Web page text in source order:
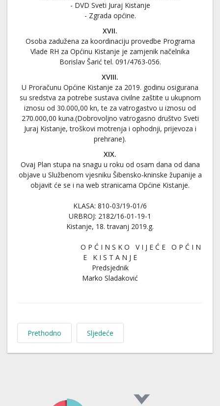
- DVD Sveti Juraj Kistanje
- Zgrada općine.
XVII.
Osoba zadužena za koordinaciju provedbe Programa
Vlade RH za Općinu Kistanje je zamjenik načelnika
Borislav Šarić tel. 091/4763-056.
XVIII.
U Proračunu Općine Kistanje za 2019. godinu osigurana
su sredstva za potrebe sustava civilne zaštite u ukupnom
iznosu od 30.000,00 kn, te za vatrogastvo u iznosu od
270.000,00 kuna.(Dobrovoljno vatrogasno društvo Sveti
Juraj Kistanje, troškovi motrenja i ophodnji, prijevoza i
prehrane).
XIX.
Ovaj Plan stupa na snagu u roku od osam dana od dana
objave u Službenom vjesniku Šibensko-kninske županije a
objavit će se i na web stranicama Općine Kistanje.
KLASA: 810-03/19-01/6
URBROJ: 2182/16-01-19-1
Kistanje, 18. travanj 2019.g.
O P Ć I N S K O V I J E Ć E O P Ć I N
E K I S T A N J E
Predsjednik
Marko Sladaković
Prethodno Sljedeće